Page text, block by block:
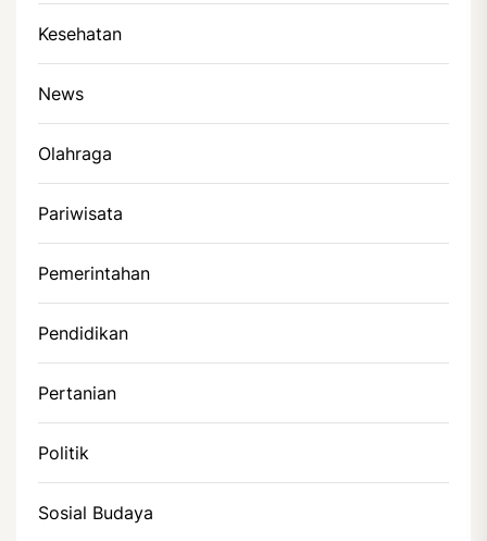
Kesehatan
News
Olahraga
Pariwisata
Pemerintahan
Pendidikan
Pertanian
Politik
Sosial Budaya